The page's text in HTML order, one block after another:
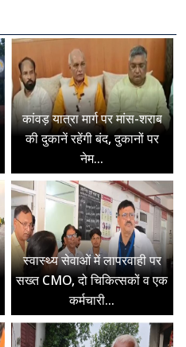
कांवड़ यात्रा मार्ग पर मांस-शराब
की दुकानें रहेंगी बंद, दुकानों पर
नेम...
स्वास्थ्य सेवाओं में लापरवाही पर
सख्त CMO, दो चिकित्सकों व एक
कर्मचारी...